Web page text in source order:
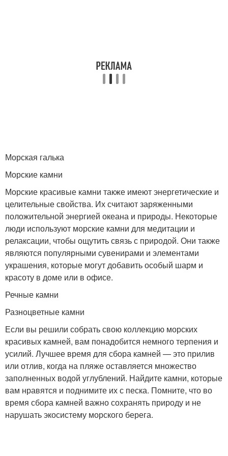
Морская галька
Морские камни
Морские красивые камни также имеют энергетические и
целительные свойства. Их считают заряженными
положительной энергией океана и природы. Некоторые
люди используют морские камни для медитации и
релаксации, чтобы ощутить связь с природой. Они также
являются популярными сувенирами и элементами
украшения, которые могут добавить особый шарм и
красоту в доме или в офисе.
Речные камни
Разноцветные камни
Если вы решили собрать свою коллекцию морских
красивых камней, вам понадобится немного терпения и
усилий. Лучшее время для сбора камней — это прилив
или отлив, когда на пляже оставляется множество
заполненных водой углублений. Найдите камни, которые
вам нравятся и поднимите их с песка. Помните, что во
время сбора камней важно сохранять природу и не
нарушать экосистему морского берега.